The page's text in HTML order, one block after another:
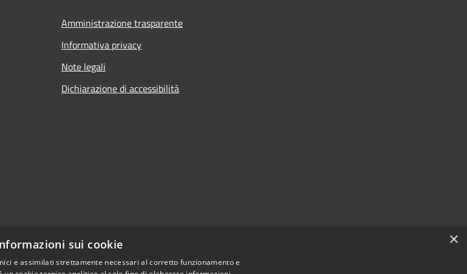
Amministrazione trasparente
Informativa privacy
Note legali
Dichiarazione di accessibilità
×
sui cookie
e assimilati strettamente necessari al corretto funzionamento e